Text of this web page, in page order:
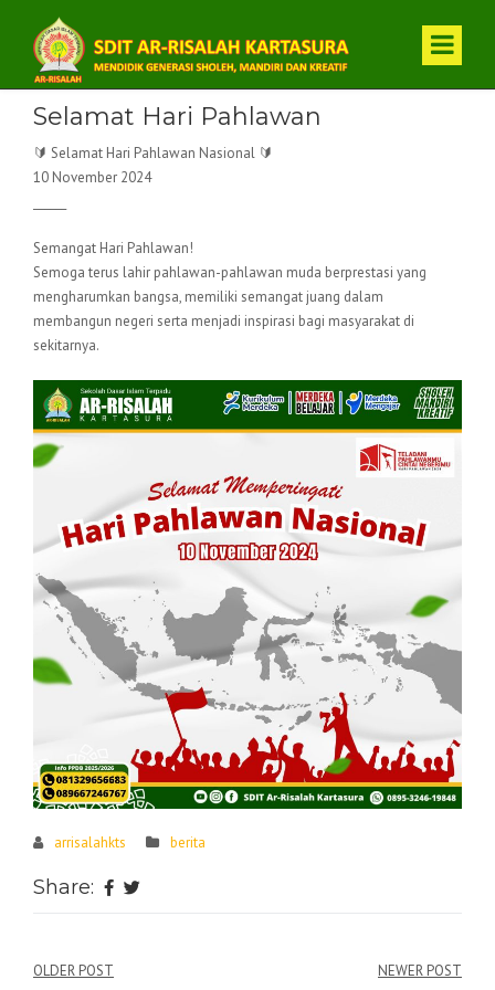
Selamat Hari Pahlawan
🔰 Selamat Hari Pahlawan Nasional 🔰
10 November 2024
Semangat Hari Pahlawan!
Semoga terus lahir pahlawan-pahlawan muda berprestasi yang
mengharumkan bangsa, memiliki semangat juang dalam
membangun negeri serta menjadi inspirasi bagi masyarakat di
sekitarnya.
arrisalahkts berita
Share:
Post
OLDER POST NEWER POST